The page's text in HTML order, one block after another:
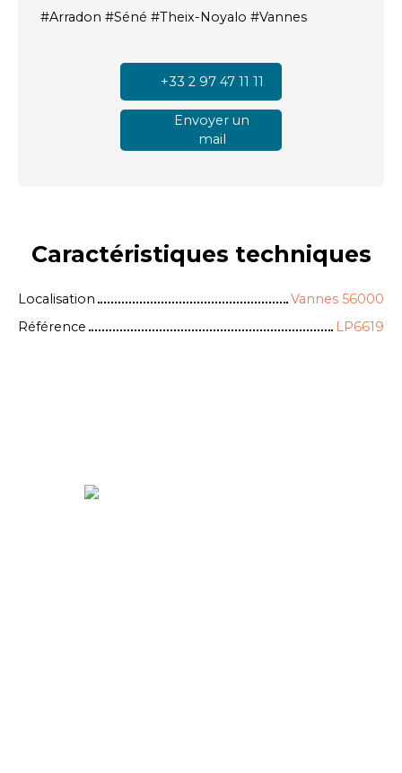
#Arradon #Séné #Theix-Noyalo #Vannes
+33 2 97 47 11 11
Envoyer un
mail
Caractéristiques techniques
Localisation
Vannes 56000
Référence
LP6619